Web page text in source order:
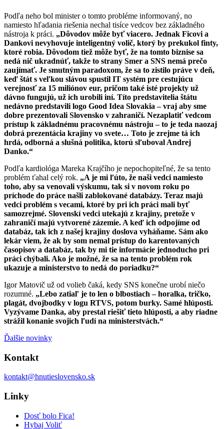
Podľa neho bol minister o tomto probléme informovaný, no
namiesto hľadania riešenia nechal tisíce vedcov bez základného
nástroja k práci. „Dôvodov môže byť viacero. Jednak Ficovi a
Dankovi nevyhovuje inteligentný volič, ktorý by prekukol finty,
ktoré robia. Dôvodom tiež môže byť, že na tomto biznise sa
nedá nič ukradnúť, takže to strany Smer a SNS nemá prečo
zaujímať. Je smutným paradoxom, že sa to zistilo práve v deň,
keď štát s veľkou slávou spustil IT systém pre cestujúcu
verejnosť za 15 miliónov eur, pričom také isté projekty už
dávno fungujú, už ich urobili iní. Títo predstavitelia štátu
nedávno predstavili logo Good Idea Slovakia – vraj aby sme
dobre prezentovali Slovensko v zahraničí. Nezaplatiť vedcom
prístup k základnému pracovnému nástroju – to je teda naozaj
dobrá prezentácia krajiny vo svete… Toto je zrejme tá ich
hrdá, odborná a slušná politika, ktorú sľuboval Andrej
Danko.“
Podľa kardiológa Mareka Krajčího je nepochopiteľné, že sa tento
problém ťahal celý rok. „A je mi ľúto, že naši vedci namiesto
toho, aby sa venovali výskumu, tak si v novom roku po
príchode do práce našli zablokované databázy. Teraz majú
vedci problém s vecami, ktoré by pri ich práci mali byť
samozrejmé. Slovenskí vedci utekajú z krajiny, pretože v
zahraničí majú vytvorené zázemie. A keď ich odpojíme od
databáz, tak ich z našej krajiny doslova vyháňame. Sám ako
lekár viem, že ak by som nemal prístup do karentovaných
časopisov a databáz, tak by mi tie informácie jednoducho pri
práci chýbali. Ako je možné, že sa na tento problém rok
ukazuje a ministerstvo to nedá do poriadku?“
Igor Matovič už od volieb čaká, kedy SNS konečne urobí niečo
rozumné. „Lebo zatiaľ je to len o blbostiach – horalka, tričko,
plagát, dvojbodky v logu RTVS, potom burky. Samé hlúposti.
Vyzývame Danka, aby prestal riešiť tieto hlúposti, a aby riadne
strážil konanie svojich ľudí na ministerstvách.“
Ďalšie novinky
Kontakt
kontakt@hnutieslovensko.sk
Linky
Dosť bolo Fica!
Hybaj Voliť